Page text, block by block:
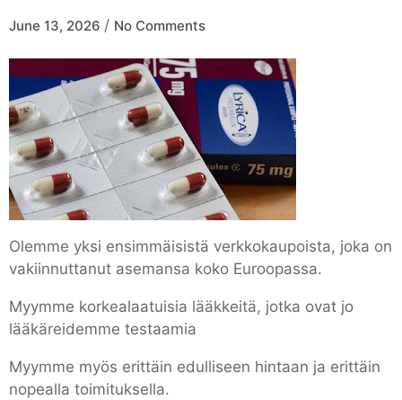
June 13, 2026 / No Comments
Olemme yksi ensimmäisistä verkkokaupoista, joka on
vakiinnuttanut asemansa koko Euroopassa.
Myymme korkealaatuisia lääkkeitä, jotka ovat jo
lääkäreidemme testaamia
Myymme myös erittäin edulliseen hintaan ja erittäin
nopealla toimituksella.